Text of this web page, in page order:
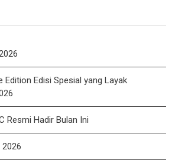
Edisi Spesial yang Layak
Resmi Hadir Bulan Ini